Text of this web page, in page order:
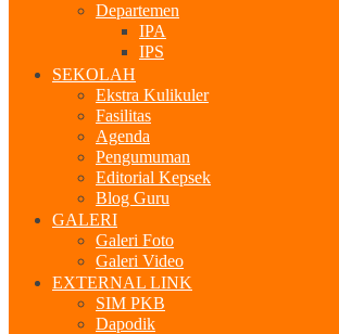
Departemen
IPA
IPS
SEKOLAH
Ekstra Kulikuler
Fasilitas
Agenda
Pengumuman
Editorial Kepsek
Blog Guru
GALERI
Galeri Foto
Galeri Video
EXTERNAL LINK
SIM PKB
Dapodik